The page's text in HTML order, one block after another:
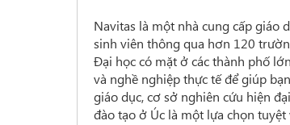
Navitas là một nhà cung cấp giáo
sinh viên thông qua hơn 120
Đại học có mặt ở các thành phố
và nghề nghiệp thực tế để giúp
giáo dục, cơ sở nghiên cứu hiện
đào tạo ở Úc là một lựa chọn